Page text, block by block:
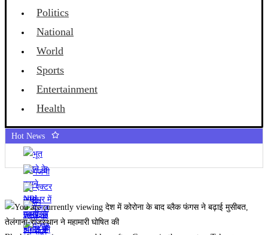
Politics
National
World
Sports
Entertainment
Health
Hot News